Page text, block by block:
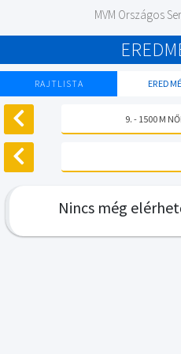
MVM Országos
RAJTLISTA
9. - 1500 M
Nincs még